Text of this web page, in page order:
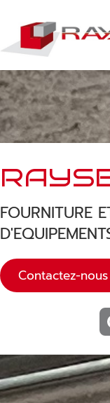
FOURNITURE
Contactez-nous